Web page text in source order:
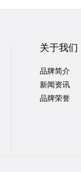
关于我们
品牌简介
新闻资讯
品牌荣誉